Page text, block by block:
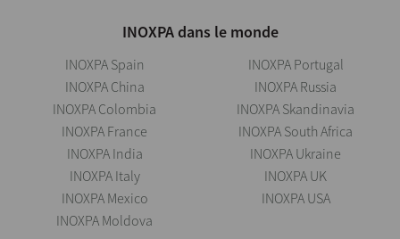
INOXPA dans le monde
INOXPA Spain
INOXPA China
INOXPA Colombia
INOXPA France
INOXPA India
INOXPA Italy
INOXPA Mexico
INOXPA Moldova
INOXPA Portugal
INOXPA Russia
INOXPA Skandinavia
INOXPA South Africa
INOXPA Ukraine
INOXPA UK
INOXPA USA